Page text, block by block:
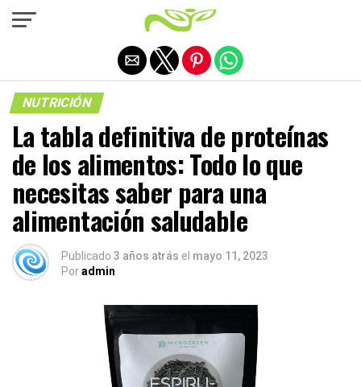
NUTRICIÓN
La tabla definitiva de proteínas
de los alimentos: Todo lo que
necesitas saber para una
alimentación saludable
Publicado 3 años atrás el mayo 11, 2023
Poradmin
Salir de la versión móvil